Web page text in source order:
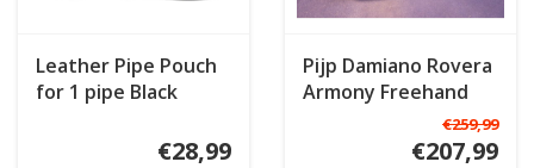
Leather Pipe Pouch
for 1 pipe Black
€28,99
Pijp Damiano Rovera
Armony Freehand
€259,99
€207,99